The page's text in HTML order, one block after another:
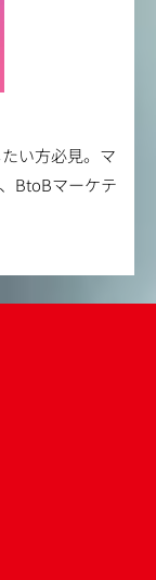
い方必見。マ
BtoBマーケテ